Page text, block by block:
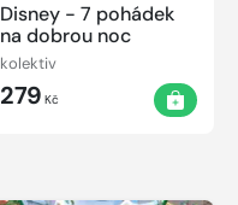
Disney - 7 pohádek
na dobrou noc
kolektiv
279 Kč